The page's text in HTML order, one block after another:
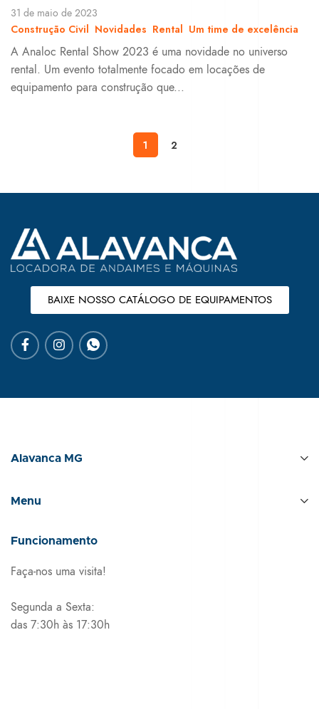
31 de maio de 2023
Construção Civil Novidades Rental Um time de excelência
A Analoc Rental Show 2023 é uma novidade no universo
rental. Um evento totalmente focado em locações de
equipamento para construção que...
1 2
BAIXE NOSSO CATÁLOGO DE EQUIPAMENTOS
Alavanca MG
Menu
Funcionamento
Faça-nos uma visita!
Segunda a Sexta:
das 7:30h às 17:30h